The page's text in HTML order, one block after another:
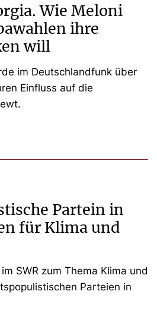
Wie Meloni
ihre
will
im Deutschlandfunk über
Einfluss auf die
Partein in
für Klima und
SWR zum Thema Klima und
Parteien in